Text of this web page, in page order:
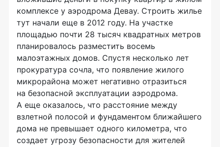
комплексе у аэродрома Девау. Строить жилье
тут начали еще в 2012 году. На участке
площадью почти 28 тысяч квадратных метров
планировалось разместить восемь
малоэтажных домов. Спустя несколько лет
прокуратура сочла, что появление жилого
микрорайона может негативно отразиться
на безопасной эксплуатации аэродрома.
А еще оказалось, что расстояние между
взлетной полосой и фундаментом ближайшего
дома не превышает одного километра, что
создает угрозу безопасности для жителей